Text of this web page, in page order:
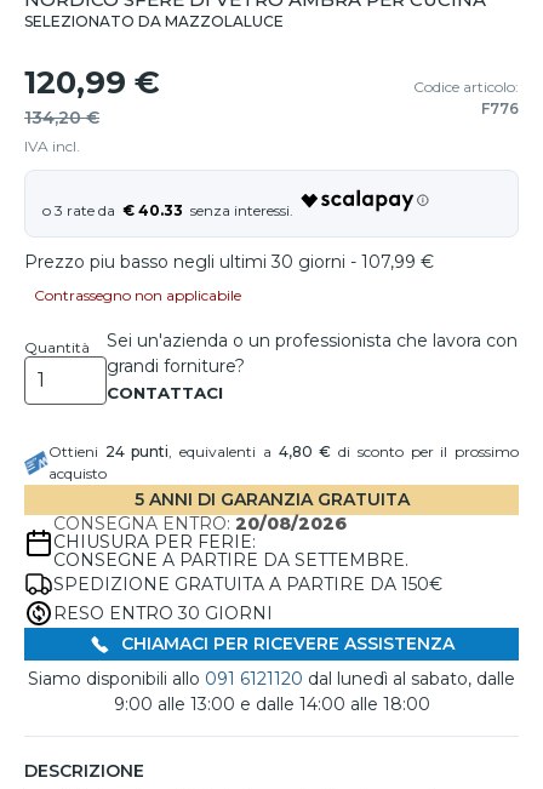
SELEZIONATO DA MAZZOLALUCE
120,99 €
134,20 €
IVA incl.
Codice articolo:
F776
€ 40.33
Prezzo piu basso negli ultimi 30 giorni - 107,99 €
Contrassegno non applicabile
Quantità
Sei un'azienda o un professionista che lavora con
grandi forniture?
Ottieni 24punti, equivalenti a 4,80 € di sconto per il prossimo
acquisto
5 ANNI DI GARANZIA GRATUITA
CONSEGNA ENTRO: 20/08/2026
CHIUSURA PER FERIE:
CONSEGNE A PARTIRE DA SETTEMBRE.
SPEDIZIONE GRATUITA A PARTIRE DA 150€
RESO ENTRO 30 GIORNI
CHIAMACI PER RICEVERE ASSISTENZA
Siamo disponibili allo 091 6121120 dal lunedì al sabato, dalle
9:00 alle 13:00 e dalle 14:00 alle 18:00
DESCRIZIONE